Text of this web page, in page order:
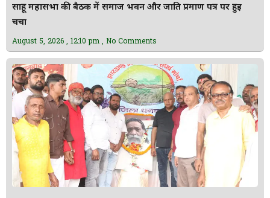
साहू महासभा की बैठक में समाज भवन और जाति प्रमाण पत्र पर हुई
चर्चा
August 5, 2026 12:10 pm No Comments